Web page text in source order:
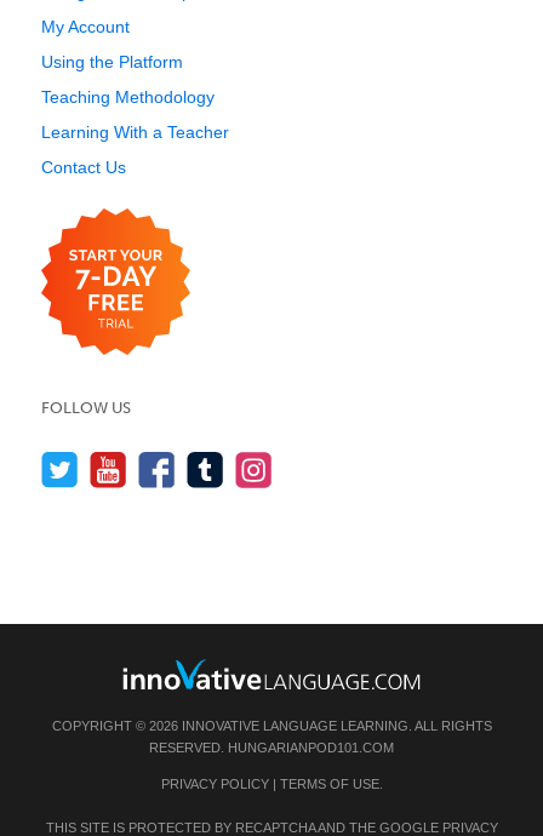
My Account
Using the Platform
Teaching Methodology
Learning With a Teacher
Contact Us
FOLLOW US
COPYRIGHT © 2026 INNOVATIVE LANGUAGE LEARNING. ALL RIGHTS
RESERVED. HUNGARIANPOD101.COM
PRIVACY POLICY| TERMS OF USE.
THIS SITE IS PROTECTED BY RECAPTCHA AND THE GOOGLE PRIVACY